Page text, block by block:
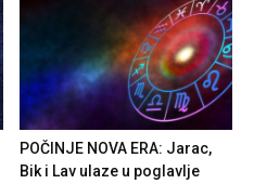
POČINJE NOVA ERA: Jarac,
Bik i Lav ulaze u poglavlje